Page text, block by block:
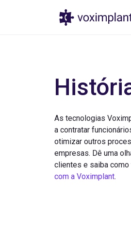
As tecnologias
a contratar
otimizar outros
empresas. Dê uma
clientes e saiba
com a Voximplant.